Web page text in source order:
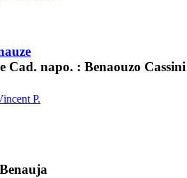
Cad. napo. : Benaouzo
P.